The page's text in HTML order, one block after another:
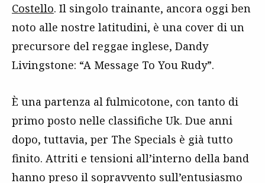
Costello. Il singolo trainante, ancora oggi ben
noto alle nostre latitudini, è una cover di un
precursore del reggae inglese, Dandy
Livingstone: “A Message To You Rudy”.
È una partenza al fulmicotone, con tanto di
primo posto nelle classifiche Uk. Due anni
dopo, tuttavia, per The Specials è già tutto
finito. Attriti e tensioni all’interno della band
hanno preso il sopravvento sull’entusiasmo